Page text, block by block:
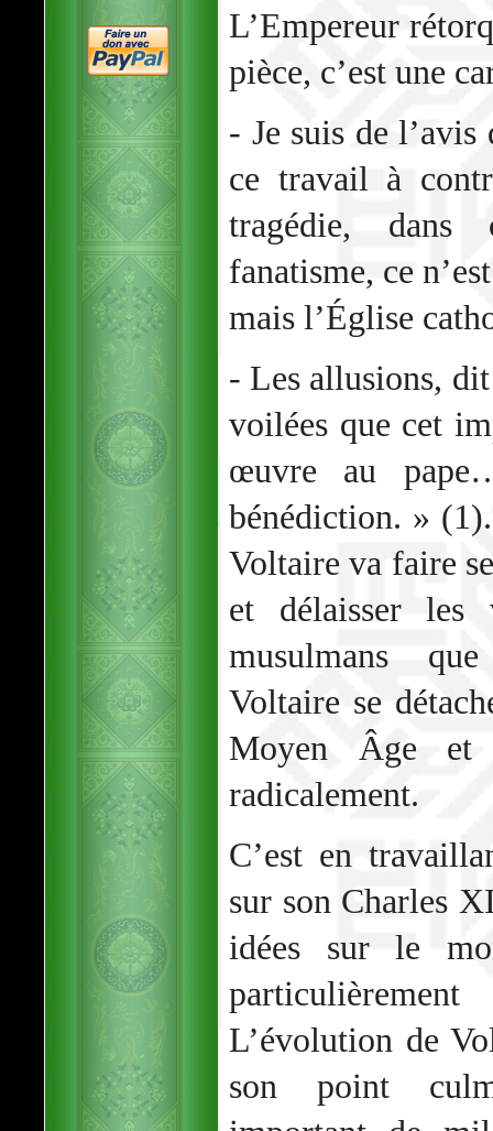
L’Empereur
pièce, c’est une
- Je suis de
ce travail à
tragédie,
fanatisme, ce
mais l’Église
- Les allusions,
voilées que cet
œuvre au
bénédiction. »
Voltaire va faire
et délaisser les
musulmans
Voltaire se
Moyen Âge et
radicalement.
C’est en
sur son Charles
idées sur le
L’évolution de
son point